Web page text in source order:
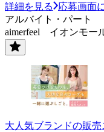
詳細を見る
応募画面
アルバイト・パート
aimerfeel イオンモー
大人気ブランドの販